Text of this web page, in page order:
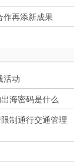
作再添新成果
活动
海密码是什么
制通行交通管理